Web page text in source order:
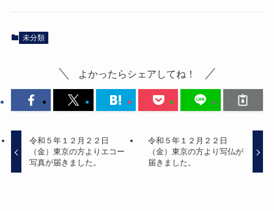
未分類
よかったらシェアしてね！
令和５年１２月２２日
（金）東京の方よりエコー
写真が届きました。
令和５年１２月２２日
（金）東京の方より写仏が
届きました。